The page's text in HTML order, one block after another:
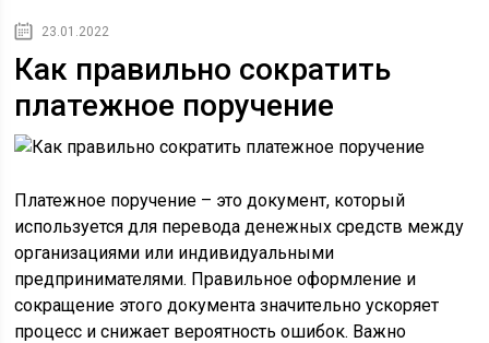
23.01.2022
Как правильно сократить
платежное поручение
Платежное поручение – это документ, который
используется для перевода денежных средств между
организациями или индивидуальными
предпринимателями. Правильное оформление и
сокращение этого документа значительно ускоряет
процесс и снижает вероятность ошибок. Важно